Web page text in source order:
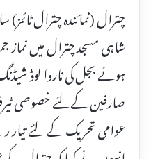
چترال (نمائندہ چترال
شاہی مسجد چترال میں
ہوئے بجل کی ناروا لوڈ
صارفین کے لئے خصوصی
عوامی تحریک کے لئے تیار